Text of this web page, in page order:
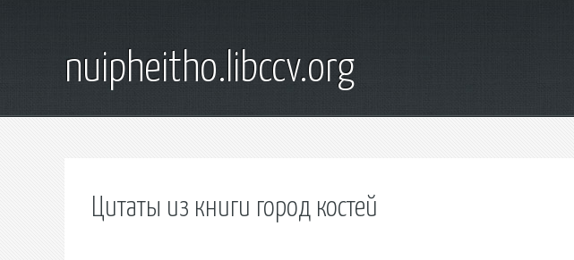
nuipheitho.libccv.org
Цитаты из книги город костей